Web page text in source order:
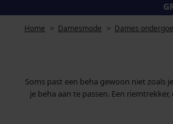
Home Damesmode Dames
Soms past een beha gewoon niet zoals
je beha aan te passen. Een